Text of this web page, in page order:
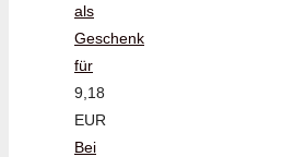
als
Geschenk
für
9,18
EUR
Bei